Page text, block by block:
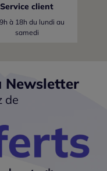
Service client
à 18h du lundi au
samedi
Newsletter
de